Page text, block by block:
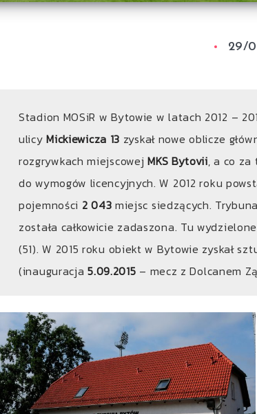
29/
Stadion MOSiR w Bytowie w latach 2012 –
ulicyMickiewicza 13 zyskał nowe oblicze
rozgrywkach miejscowejMKS Bytovii, a co
do wymogów licencyjnych. W 2012 roku
pojemności 2 043 miejsc siedzących.
została całkowicie zadaszona. Tu
(51). W 2015 roku obiekt w Bytowie zyskał
(inauguracja5.09.2015 – mecz z Dolcanem